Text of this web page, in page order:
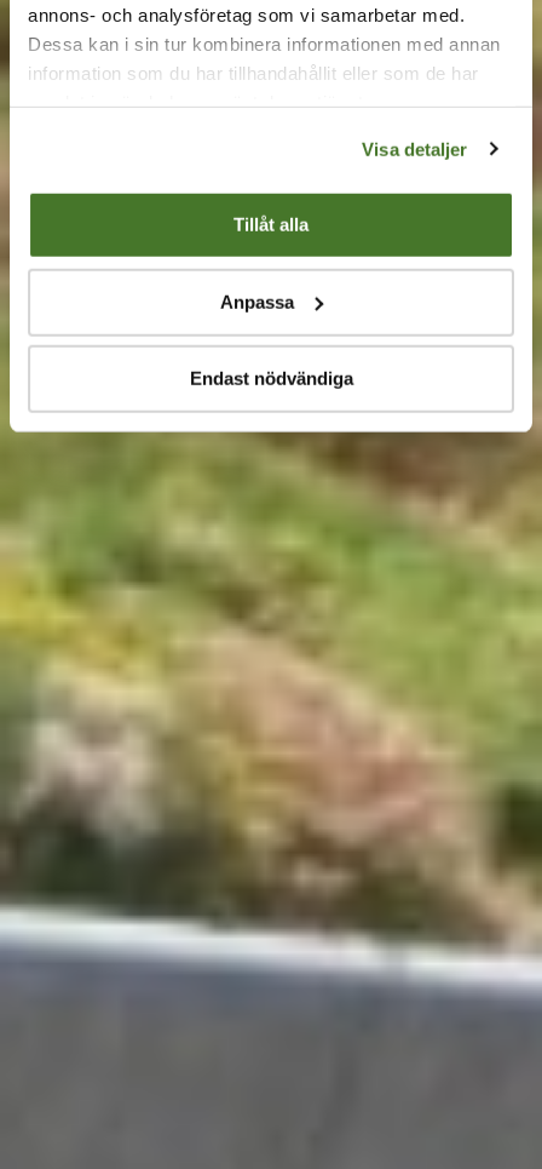
annons- och analysföretag som vi samarbetar med.
Dessa kan i sin tur kombinera informationen med annan
information som du har tillhandahållit eller som de har
Visa detaljer
Tillåt alla
Anpassa
Endast nödvändiga
stora steg. Tiden har därför kommit att nu börja
planera för och boka in vårens byte till sedumtak
på ditt hus i Stockholm. Att lägga sedumtak på
våren har ett flertal fördelar.